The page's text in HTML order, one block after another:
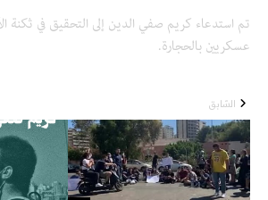
تم استدعاء كريم صفي الدين إلى التحقيق في ثكنة
عسكريين بالحجارة.
السّابق